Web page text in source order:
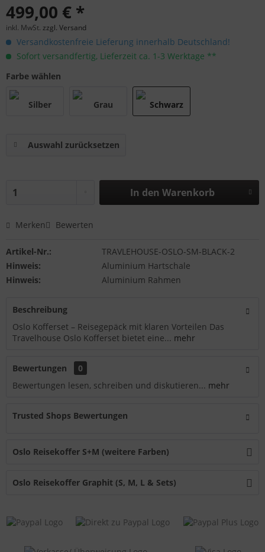
499,00 € *
inkl. MwSt. zzgl. Versand
Versandkostenfreie Lieferung innerhalb Deutschland!
Sofort versandfertig, Lieferzeit ca. 1-3 Werktage **
Farbe wählen
Auswahl zurücksetzen
In den Warenkorb
Merken Bewerten
Artikel-Nr.:
TRAVLEHOUSE-OSLO-SM-BLACK-2
Hinweis:
Aluminium Hartschale
Hinweis:
Aluminium Rahmen
Beschreibung
Oslo Kofferset – Reisegepäck mit klaren Vorteilen Das
Travelhouse Oslo Kofferset bietet eine... mehr
Bewertungen
0
Bewertungen lesen, schreiben und diskutieren... mehr
Trusted Shops Bewertungen
Oslo Reisekoffer S+M (weitere Farben)
Oslo Reisekoffer Graphit (S, M, L & Sets)